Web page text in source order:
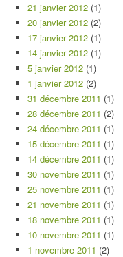
21 janvier 2012 (1)
20 janvier 2012 (2)
17 janvier 2012 (1)
14 janvier 2012 (1)
5 janvier 2012 (1)
1 janvier 2012 (2)
31 décembre 2011 (1)
28 décembre 2011 (2)
24 décembre 2011 (1)
15 décembre 2011 (1)
14 décembre 2011 (1)
30 novembre 2011 (1)
25 novembre 2011 (1)
21 novembre 2011 (1)
18 novembre 2011 (1)
10 novembre 2011 (1)
1 novembre 2011 (2)